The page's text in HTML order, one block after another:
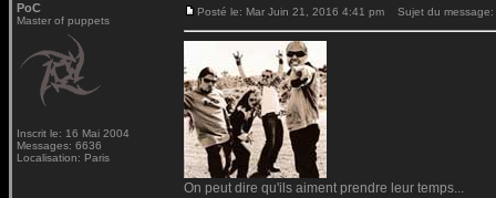
PoC
Master of puppets
Inscrit le: 16 Mai 2004
Messages: 6636
Localisation: Paris
Posté le: Mar Juin 21, 2016 4:41 pm Sujet du message:
On peut dire qu'ils aiment prendre leur temps...